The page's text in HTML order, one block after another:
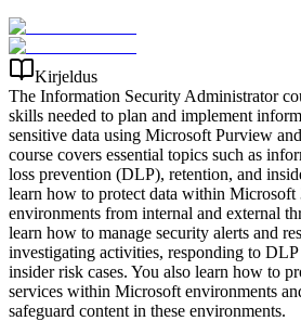
Kirjeldus
The Information Security Administrator
skills needed to plan and implement
sensitive data using Microsoft Purview
course covers essential topics such as
loss prevention (DLP), retention, and
learn how to protect data within Microsoft
environments from internal and external
learn how to manage security alerts and
investigating activities, responding to DLP
insider risk cases. You also learn how to
services within Microsoft environments
safeguard content in these environments.